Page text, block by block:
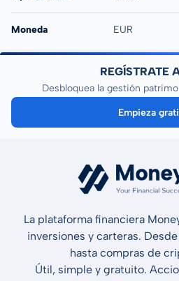
Moneda EUR
REGÍSTRATE
Desbloquea la gestión
Empieza
La plataforma financiera
inversiones y carteras.
hasta compras de
Útil, simple y gratuito.